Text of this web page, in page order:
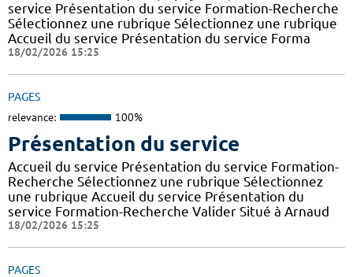
service Présentation du service Formation-Recherche
Sélectionnez une rubrique Sélectionnez une rubrique
Accueil du service Présentation du service Forma
18/02/2026 15:25
PAGES
relevance: 100%
Présentation du service
Accueil du service Présentation du service Formation-
Recherche Sélectionnez une rubrique Sélectionnez
une rubrique Accueil du service Présentation du
service Formation-Recherche Valider Situé à Arnaud
18/02/2026 15:25
PAGES